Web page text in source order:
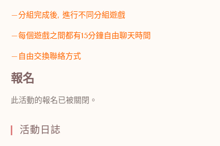
–分組完成後, 進行不同分組遊戲
–每個遊戲之間都有15分鐘自由聊天時間
–自由交換聯絡方式
報名
此活動的報名已被關閉。
活動日誌